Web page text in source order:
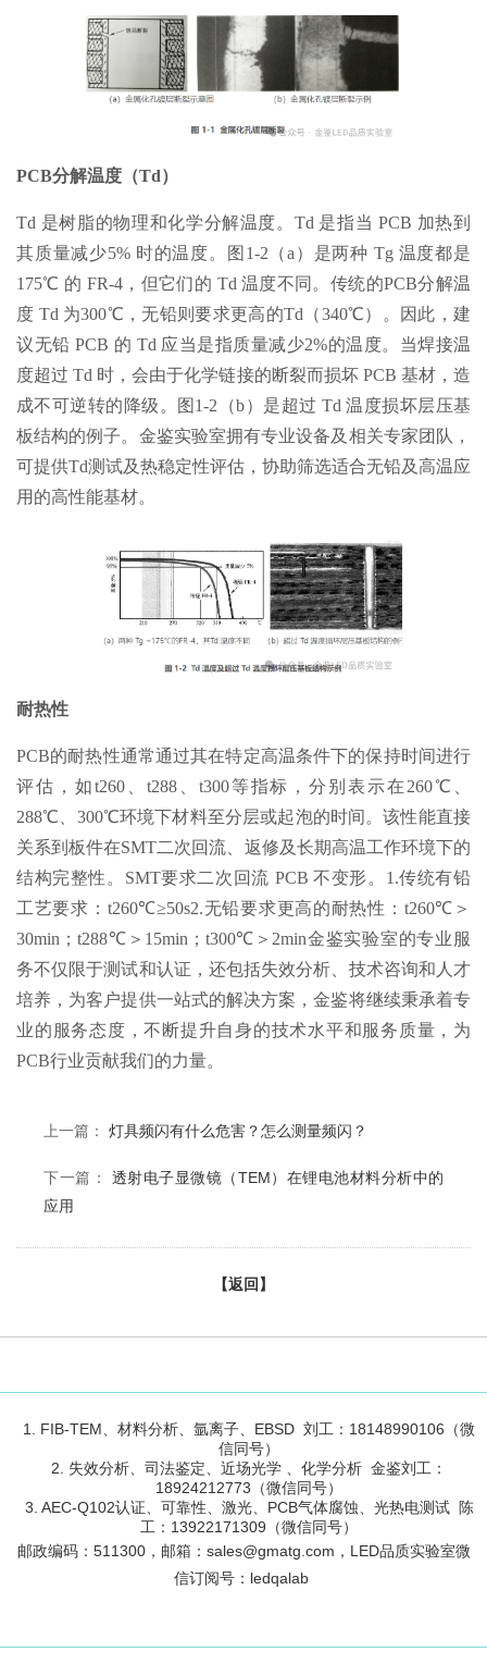
PCB分解温度（Td）
Td 是树脂的物理和化学分解温度。Td 是指当 PCB 加热到
其质量减少5% 时的温度。图1-2（a）是两种 Tg 温度都是
175℃ 的 FR-4，但它们的 Td 温度不同。传统的PCB分解温
度 Td 为300℃，无铅则要求更高的Td（340℃）。因此，建
议无铅 PCB 的 Td 应当是指质量减少2%的温度。当焊接温
度超过 Td 时，会由于化学链接的断裂而损坏 PCB 基材，造
成不可逆转的降级。图1-2（b）是超过 Td 温度损坏层压基
板结构的例子。金鉴实验室拥有专业设备及相关专家团队，
可提供Td测试及热稳定性评估，协助筛选适合无铅及高温应
用的高性能基材。
耐热性
PCB的耐热性通常通过其在特定高温条件下的保持时间进行
评估，如t260、t288、t300等指标，分别表示在260℃、
288℃、300℃环境下材料至分层或起泡的时间。该性能直接
关系到板件在SMT二次回流、返修及长期高温工作环境下的
结构完整性。SMT要求二次回流 PCB 不变形。1.传统有铅
工艺要求：t260℃≥50s2.无铅要求更高的耐热性：t260℃＞
30min；t288℃＞15min；t300℃＞2min金鉴实验室的专业服
务不仅限于测试和认证，还包括失效分析、技术咨询和人才
培养，为客户提供一站式的解决方案，金鉴将继续秉承着专
业的服务态度，不断提升自身的技术水平和服务质量，为
PCB行业贡献我们的力量。
上一篇： 灯具频闪有什么危害？怎么测量频闪？
下一篇： 透射电子显微镜（TEM）在锂电池材料分析中的
应用
【返回】
1. FIB-TEM、材料分析、氩离子、EBSD 刘工：18148990106（微
信同号）
2. 失效分析、司法鉴定、近场光学 、化学分析 金鉴刘工：
18924212773（微信同号）
3. AEC-Q102认证、可靠性、激光、PCB气体腐蚀、光热电测试 陈
工：13922171309（微信同号）
邮政编码： 511300，邮箱：sales@gmatg.com，LED品质实验室微
信订阅号：ledqalab